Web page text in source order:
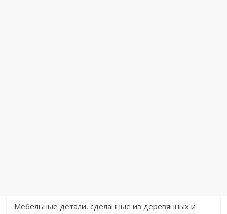
Мебельные детали, сделанные из деревянных и